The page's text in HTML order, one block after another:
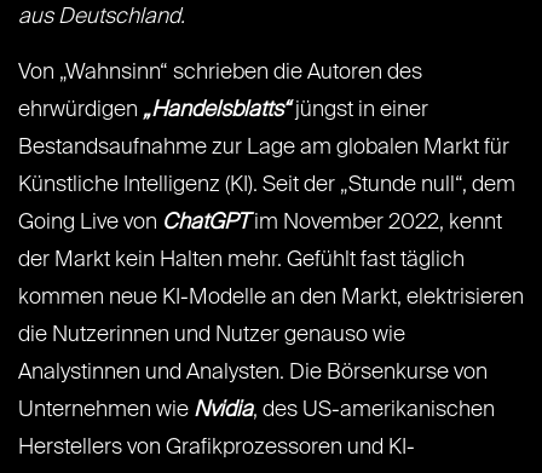
aus Deutschland.
Von „Wahnsinn“ schrieben die Autoren des
ehrwürdigen „Handelsblatts“jüngst in einer
Bestandsaufnahme zur Lage am globalen Markt für
Künstliche Intelligenz (KI). Seit der „Stunde null“, dem
Going Live von ChatGPT im November 2022, kennt
der Markt kein Halten mehr. Gefühlt fast täglich
kommen neue KI-Modelle an den Markt, elektrisieren
die Nutzerinnen und Nutzer genauso wie
Analystinnen und Analysten. Die Börsenkurse von
Unternehmen wie Nvidia, des US-amerikanischen
Herstellers von Grafikprozessoren und KI-